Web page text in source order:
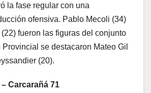
la fase regular con una
ofensiva. Pablo Mecoli (34)
fueron las figuras del conjunto
se destacaron Mateo Gil
(20).
Carcarañá 71